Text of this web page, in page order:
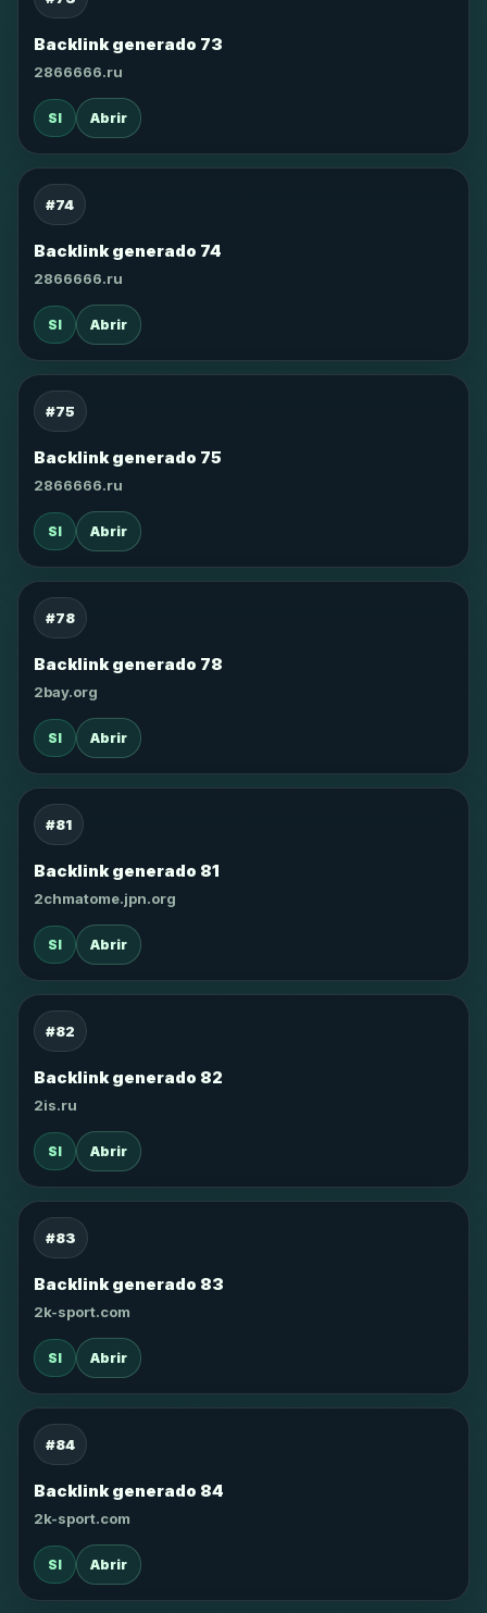
Backlink generado 73
2866666.ru
SI Abrir
#74
Backlink generado 74
2866666.ru
SI Abrir
#75
Backlink generado 75
2866666.ru
SI Abrir
#78
Backlink generado 78
2bay.org
SI Abrir
#81
Backlink generado 81
2chmatome.jpn.org
SI Abrir
#82
Backlink generado 82
2is.ru
SI Abrir
#83
Backlink generado 83
2k-sport.com
SI Abrir
#84
Backlink generado 84
2k-sport.com
SI Abrir